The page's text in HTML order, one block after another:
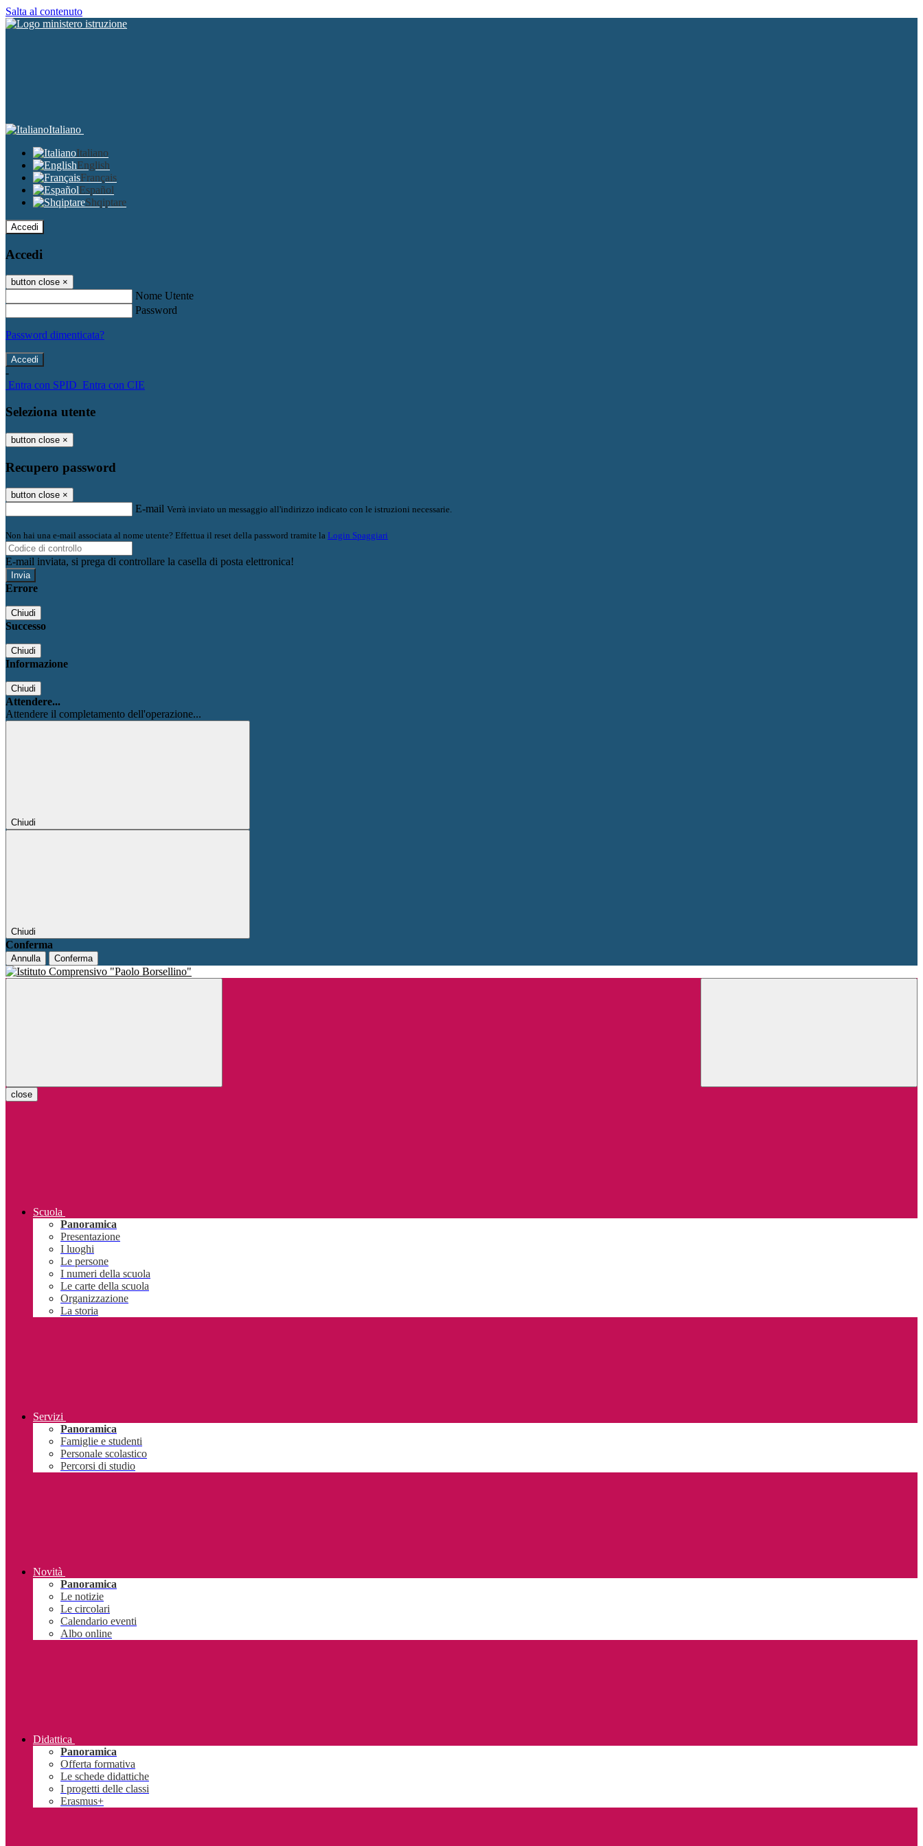
Salta al contenuto
Italiano
Italiano
English
Français
Español
Shqiptare
Accedi
Accedi
button close ×
Nome Utente
Password
Password dimenticata?
-
Entra con SPID Entra con CIE
Seleziona utente
button close ×
Recupero password
button close ×
E-mail Verrà inviato un messaggio all'indirizzo indicato con le istruzioni necessarie.
Non hai una e-mail associata al nome utente? Effettua il reset della password tramite la Login Spaggiari
E-mail inviata, si prega di controllare la casella di posta elettronica!
Errore
Chiudi
Successo
Chiudi
Informazione
Chiudi
Attendere...
Attendere il completamento dell'operazione...
Chiudi
Chiudi
Conferma
Annulla Conferma
close
Scuola
Panoramica
Presentazione
I luoghi
Le persone
I numeri della scuola
Le carte della scuola
Organizzazione
La storia
Servizi
Panoramica
Famiglie e studenti
Personale scolastico
Percorsi di studio
Novità
Panoramica
Le notizie
Le circolari
Calendario eventi
Albo online
Didattica
Panoramica
Offerta formativa
Le schede didattiche
I progetti delle classi
Erasmus+